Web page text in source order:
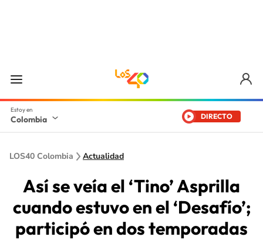
Colombia DIRECTO
LOS40 Colombia Actualidad
Así se veía el ‘Tino’ Asprilla
cuando estuvo en el ‘Desafío’;
participó en dos temporadas